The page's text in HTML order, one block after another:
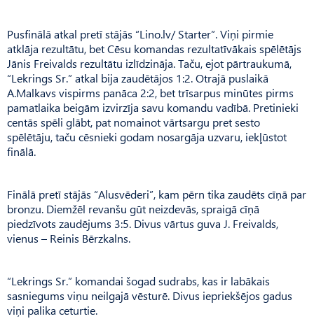
Pusfinālā atkal pretī stājās “Lino.lv/ Starter”. Viņi pirmie
atklāja rezultātu, bet Cēsu komandas rezultatīvākais spēlētājs
Jānis Freivalds rezultātu izlīdzināja. Taču, ejot pārtraukumā,
“Lekrings Sr.” atkal bija zaudētājos 1:2. Otrajā puslaikā
A.Malkavs vispirms panāca 2:2, bet trīsarpus minūtes pirms
pamatlaika beigām izvirzīja savu komandu vadībā. Pretinieki
centās spēli glābt, pat nomainot vārtsargu pret sesto
spēlētāju, taču cēsnieki godam nosargāja uzvaru, iekļūstot
finālā.
Finālā pretī stājās “Alusvēderi”, kam pērn tika zaudēts cīņā par
bronzu. Diemžēl revanšu gūt neizdevās, spraigā cīņā
piedzīvots zaudējums 3:5. Divus vārtus guva J. Freivalds,
vienus – Reinis Bērzkalns.
“Lekrings Sr.” komandai šogad sudrabs, kas ir labākais
sasniegums viņu neilgajā vēsturē. Divus iepriekšējos gadus
viņi palika ceturtie.